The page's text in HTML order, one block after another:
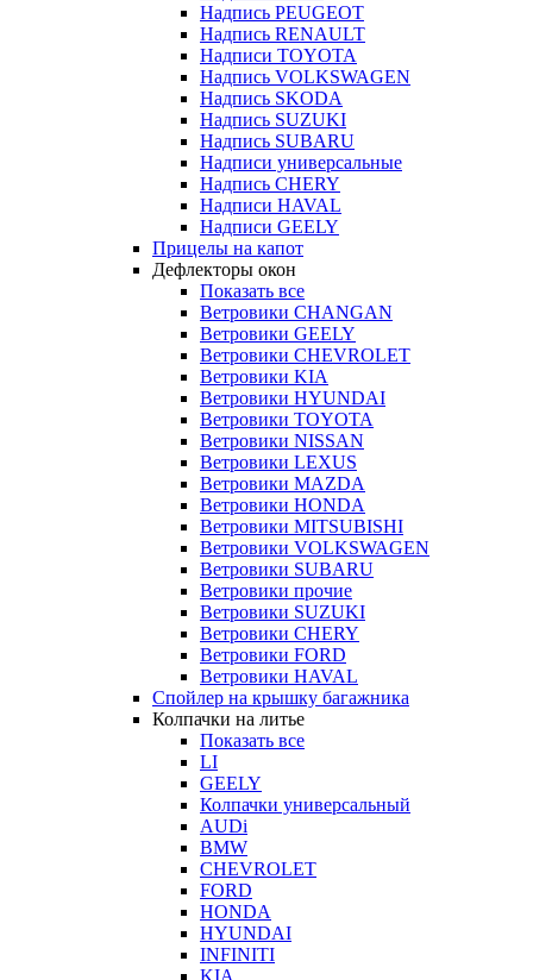
Надпись PEUGEOT
Надпись RENAULT
Надписи TOYOTA
Надпись VOLKSWAGEN
Надпись SKODA
Надпись SUZUKI
Надпись SUBARU
Надписи универсальные
Надпись CHERY
Надписи HAVAL
Надписи GEELY
Прицелы на капот
Дефлекторы окон
Показать все
Ветровики CHANGAN
Ветровики GEELY
Ветровики CHEVROLET
Ветровики KIA
Ветровики HYUNDAI
Ветровики TOYOTA
Ветровики NISSAN
Ветровики LEXUS
Ветровики MAZDA
Ветровики HONDA
Ветровики MITSUBISHI
Ветровики VOLKSWAGEN
Ветровики SUBARU
Ветровики прочие
Ветровики SUZUKI
Ветровики CHERY
Ветровики FORD
Ветровики HAVAL
Спойлер на крышку багажника
Колпачки на литье
Показать все
LI
GEELY
Колпачки универсальный
AUDi
BMW
CHEVROLET
FORD
HONDA
HYUNDAI
INFINITI